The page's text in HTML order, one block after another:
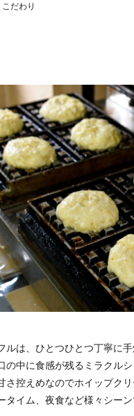
こだわり
ルは、ひとつひとつ丁寧に
の中に食感が残るミラクル
さ控えめなのでホイップクリ
タイム、夜食など様々シー